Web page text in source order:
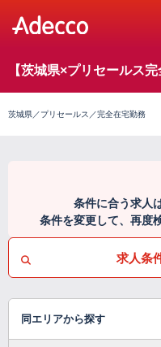
【茨城県×プリセールス
茨城県／プリセールス／完全在宅勤務
条件に合う求人
条件を変更して、再度
求人条
同エリアから探す